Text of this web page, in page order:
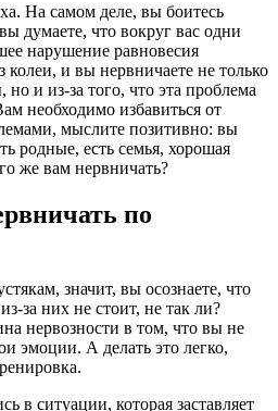
На самом деле, вы боитесь
думаете, что вокруг вас одни
нарушение равновесия
колеи, и вы нервничаете не только
и из-за того, что эта проблема
необходимо избавиться от
мыслите позитивно: вы
родные, есть семья, хорошая
же вам нервничать?
по
значит, вы осознаете, что
за них не стоит, не так ли?
нервозности в том, что вы не
эмоции. А делать это легко,
в ситуации, которая заставляет